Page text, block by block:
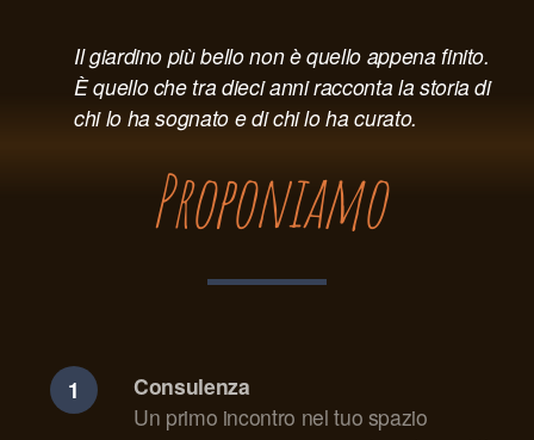
Il giardino più bello non è quello appena finito.
È quello che tra dieci anni racconta la storia di
chi lo ha sognato e di chi lo ha curato.
Proponiamo
Consulenza
Un primo incontro nel tuo spazio